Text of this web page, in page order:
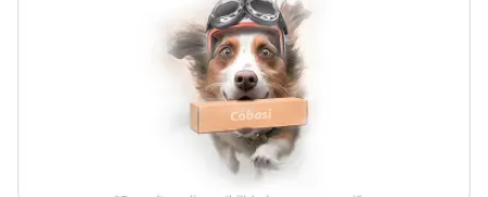
Frango, Gordura Bovina, Farinha de Trigo, Polpa de Beterraba,
Cenoura, Espinafre, Taurina, Metionina, Hidrolisado de Fígado de
Frango, Vitaminas (A, B1, B2, B6, B12, D3, E, K3, Ácido Fólico,
Niacina, Biotina, Cloreto de Colina, Ácido Pantotênico), Minerais
(Cloreto de Potássio , Cloreto de Sódio – sal comum –, Iodato de
Cálcio, Óxido de Zinco, Selenito de Sódio, Sulfato de Cobre, Sulfato
de Manganês), Corante Natural Caramelo, B.H.T. (Hidróxido de
Tolueno Butilado). Eventuais substitutivos: Óleo de Peixe, Celulose
em pó, Sorgo Integral Moído, Cevada em Grão.